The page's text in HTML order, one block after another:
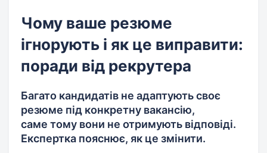
Чому ваше резюме
ігнорують і як це виправити:
поради від рекрутера
Багато кандидатів не адаптують своє
резюме під конкретну вакансію,
саме тому вони не отримують відповіді.
Експертка пояснює, як це змінити.